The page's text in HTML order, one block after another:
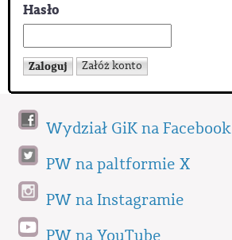
Hasło
Wydział GiK na Facebook
PW na paltformie X
PW na Instagramie